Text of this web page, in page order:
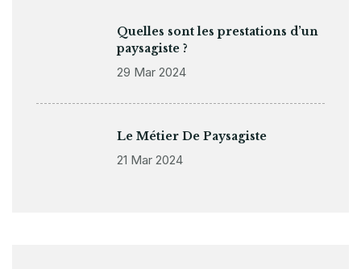
Quelles sont les prestations d’un
paysagiste ?
29 Mar 2024
Le Métier De Paysagiste
21 Mar 2024